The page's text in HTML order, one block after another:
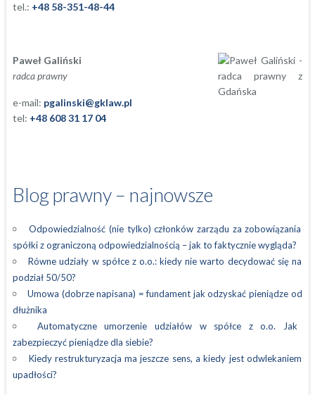
tel.: +48 58-351-48-44
Paweł Galiński
radca prawny
e-mail: pgalinski@gklaw.pl
tel: +48 608 31 17 04
Blog prawny – najnowsze
Odpowiedzialność (nie tylko) członków zarządu za zobowiązania
spółki z ograniczoną odpowiedzialnością – jak to faktycznie wygląda?
Równe udziały w spółce z o.o.: kiedy nie warto decydować się na
podział 50/50?
Umowa (dobrze napisana) = fundament jak odzyskać pieniądze od
dłużnika
Automatyczne umorzenie udziałów w spółce z o.o. Jak
zabezpieczyć pieniądze dla siebie?
Kiedy restrukturyzacja ma jeszcze sens, a kiedy jest odwlekaniem
upadłości?